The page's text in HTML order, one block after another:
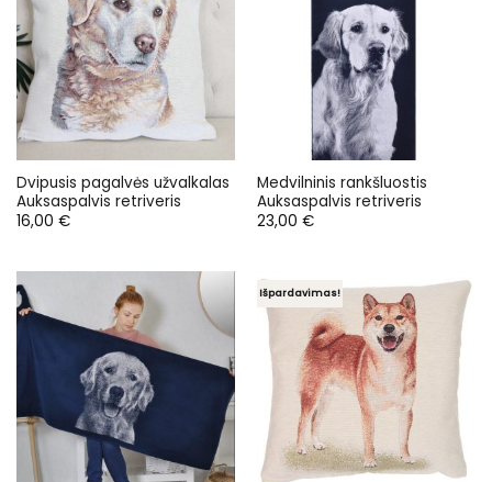
Dvipusis pagalvės užvalkalas
Auksaspalvis retriveris
16,00 €
Medvilninis rankšluostis
Auksaspalvis retriveris
23,00 €
Išpardavimas!